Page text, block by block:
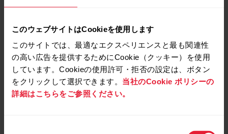
このウェブサイトはCookieを使用します
このサイトでは、最適なエクスペリエンスと最も関連性
の高い広告を提供するためにCookie（クッキー）を使用
しています。Cookieの使用許可・拒否の設定は、ボタン
をクリックして選択できます。 当社のCookie ポリシーの
詳細はこちらをご参照ください。
Grit X/Grit X Pro/Pacer/Pacer Pro/Vantage
M2/Vantage V2 を工場出荷時設定にリセットするに
は